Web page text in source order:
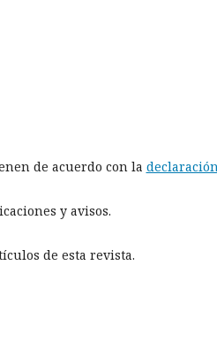
de acuerdo con la
y avisos.
de esta revista.